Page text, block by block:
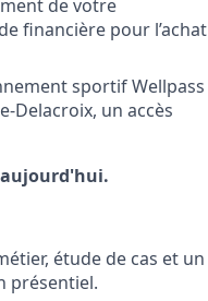
de votre
financière pour l’achat
sportif Wellpass
Delacroix, un accès
aujourd'hui.
, étude de cas et un
présentiel.